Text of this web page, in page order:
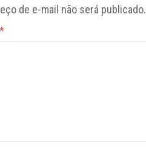
de e-mail não será publicado.
*